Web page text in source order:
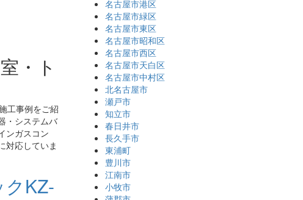
・ト
工事例をご紹
・システムバ
ンガスコン
対応していま
KZ-
名古屋市港区
名古屋市緑区
名古屋市東区
名古屋市昭和区
名古屋市西区
名古屋市天白区
名古屋市中村区
北名古屋市
瀬戸市
知立市
春日井市
長久手市
東浦町
豊川市
江南市
小牧市